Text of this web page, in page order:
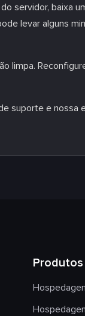
servidor, baixa
levar alguns
limpa.
suporte e nossa
Produtos